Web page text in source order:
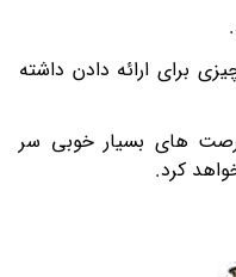
برای ارائه دادن داشته
های بسیار خوبی سر
کرد.